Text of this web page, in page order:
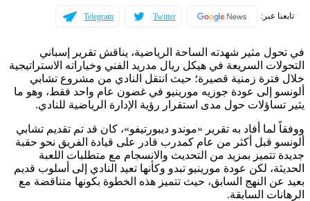
تابعنا عبر: Twitter
Telegram
في تحول مثير شهدته الساحة الرياضية، يناقش تقرير إسباني
التحولات السريعة في هيكل ريال مدريد الفني وخياراته الاستراتيجية
خلال فترة زمنية قصيرة؛ حيث انتقل النادي من مشروع تشابي
ألونسو إلى عودة جوزيه مورينيو في غضون عام واحد فقط، وهو ما
يثير تساؤلات حول مدى استقرار رؤية الإدارة الرياضية للنادي.
ووفقاً لما أفاد به تقرير «موندو ديبورتيفو»، كان قد تم تقديم تشابي
ألونسو قبل أكثر من عام كمدرب قادر على قيادة الفريق نحو حقبة
جديدة تتميز بمزيد من التحديث والانسجام مع متطلبات اللعبة
الحديثة، لكن عودة مورينيو تبدو وكأنها تعيد النادي إلى أسلوب قديم
بعيد عن النهج السابق، حيث تتميز هذه الخطوة بكونها متناقضة مع
الرهانات السابقة.